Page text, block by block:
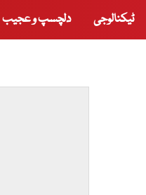
ٹیکنالوجی دلچسپ و عجیب